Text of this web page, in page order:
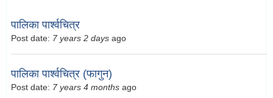
पालिका पार्श्वचित्र
Post date: 7 years 2 days ago
पालिका पार्श्वचित्र (फागुन)
Post date: 7 years 4 months ago